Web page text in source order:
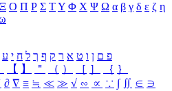
Ξ Ο Π Ρ Σ ΤΥ Φ Χ Ψ Ω α β γ δ ε ζ η
פ ם ן ו ט א ר ק ף ך ל ח י ע
【 】 ＂ （ ） ［ ］ ｛ ｝
∂ ∇ ≡ ≒ ≪ ≫ √ ∽ ∝ ∵ ∫ ∬ ∈ ∋